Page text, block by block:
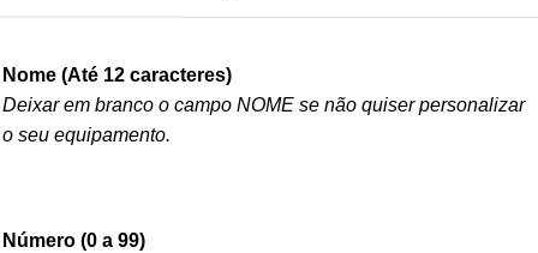
Nome (Até 12 caracteres)
Deixar em branco o campo NOME se não quiser personalizar
o seu equipamento.
Número (0 a 99)